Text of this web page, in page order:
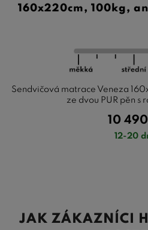
160x220cm, 100kg,
Sendvičová matrace Veneza
ze dvou PUR pěn s
10 490
12-20
JAK ZÁKAZNÍCI